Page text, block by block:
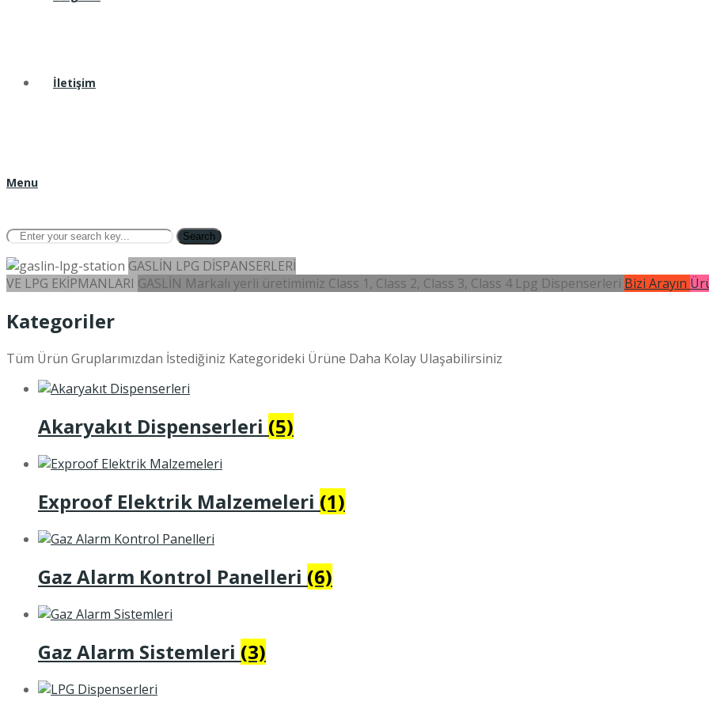
İletişim
Menu
Search
GASLİN LPG DİSPANSERLERİ
VE LPG EKİPMANLARI GASLİN Markalı yerli üretimimiz Class 1, Class 2, Class 3, Class 4 Lpg Dispenserleri Bizi Arayın
Kategoriler
Tüm Ürün Gruplarımızdan İstediğiniz Kategorideki Ürüne Daha Kolay Ulaşabilirsiniz
Akaryakıt Dispenserleri (5)
Exproof Elektrik Malzemeleri (1)
Gaz Alarm Kontrol Panelleri (6)
Gaz Alarm Sistemleri (3)